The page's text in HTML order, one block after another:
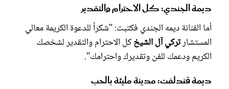
ديمة الجندي: كل الاحترام والتقدير
أما الفنانة ديمه الجندي فكتبت: "شكراً للدعوة الكريمة معالي
المستشارتركي آل الشيخكل الاحترام والتقدير لشخصك
الكريم ودعمك للفن وتقديرك واحترامك".
ديمة قندلفت: مدينة مليئة بالحب